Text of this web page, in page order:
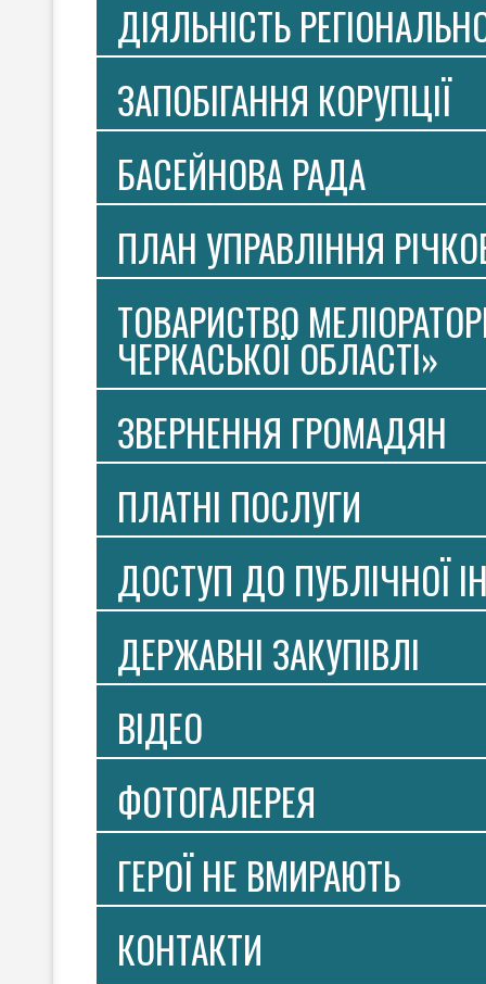
ДІЯЛЬНІСТЬ
ЗАПОБІГАННЯ КОРУПЦІЇ
БАСЕЙНОВА РАДА
ПЛАН УПРАВЛІННЯ
ТОВАРИСТВО
ЧЕРКАСЬКОЇ ОБЛАСТІ»
ЗВЕРНЕННЯ ГРОМАДЯН
ПЛАТНI ПОСЛУГИ
ДОСТУП ДО ПУБЛІЧНОЇ
ДЕРЖАВНІ ЗАКУПІВЛІ
ВIДЕО
ФОТОГАЛЕРЕЯ
ГЕРОЇ НЕ ВМИРАЮТЬ
КОНТАКТИ